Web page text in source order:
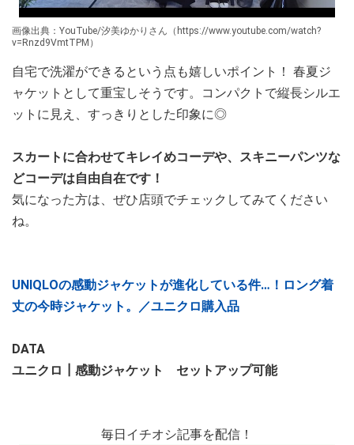
画像出典：YouTube/汐美ゆかりさん（https://www.youtube.com/watch?
v=Rnzd9VmtTPM）
自宅で洗濯ができるという点も嬉しいポイント！ 春夏ジ
ャケットとして重宝しそうです。コンパクトで縦長シルエ
ットに見え、すっきりとした印象に◎
スカートに合わせてキレイめコーデや、スキニーパンツな
どコーデは自由自在です！
気になった方は、ぜひ店頭でチェックしてみてください
ね。
UNIQLOの感動ジャケットが進化している件…！ロング着
丈の今時ジャケット。／ユニクロ購入品
DATA
ユニクロ┃感動ジャケット セットアップ可能
毎日イチオシ記事を配信！